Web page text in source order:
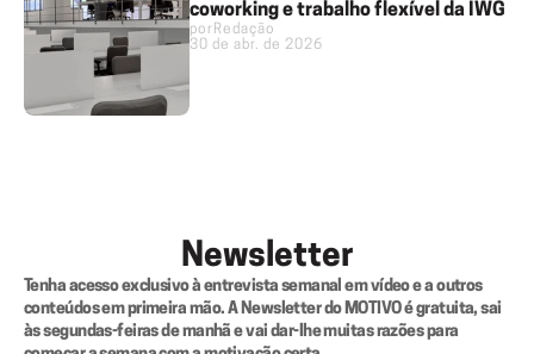
coworking e trabalho flexível da IWG
por Redação
30 de abr. de 2026
Newsletter
Tenha acesso exclusivo à entrevista semanal em vídeo e a outros
conteúdos em primeira mão. A Newsletter do MOTIVO é gratuita, sai
às segundas-feiras de manhã e vai dar-lhe muitas razões para